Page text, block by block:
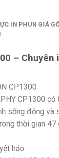
IN PHUN GIÁ
– Chuyên
CP1300
CP1300 có
sống động và
thời gian 47
hảo